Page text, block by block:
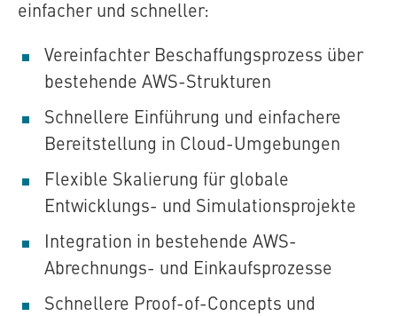
einfacher und schneller:
Vereinfachter Beschaffungsprozess über
bestehende AWS-Strukturen
Schnellere Einführung und einfachere
Bereitstellung in Cloud-Umgebungen
Flexible Skalierung für globale
Entwicklungs- und Simulationsprojekte
Integration in bestehende AWS-
Abrechnungs- und Einkaufsprozesse
Schnellere Proof-of-Concepts und